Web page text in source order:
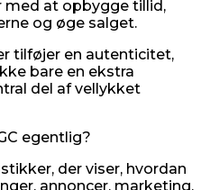
med at opbygge tillid,
og øge salget.
tilføjer en autenticitet,
bare en ekstra
del af vellykket
egentlig?
der viser, hvordan
annoncer, marketing,